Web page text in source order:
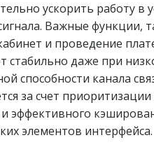
ускорить работу в
Важные функции,
и проведение
стабильно даже при
способности канала
за счет
эффективного
элементов интерфейса.